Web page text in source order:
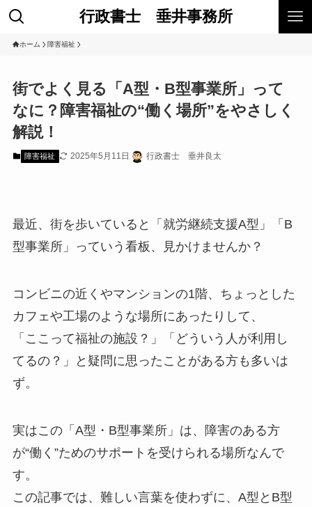
行政書士 垂井事務所
ホーム 障害福祉
街でよく見る「A型・B型事業所」って
なに？障害福祉の“働く場所”をやさしく
解説！
障害福祉 2025年5月11日 行政書士 垂井良太
最近、街を歩いていると「就労継続支援A型」「B
型事業所」っていう看板、見かけませんか？
コンビニの近くやマンションの1階、ちょっとした
カフェや工場のような場所にあったりして、
「ここって福祉の施設？」「どういう人が利用し
てるの？」と疑問に思ったことがある方も多いは
ず。
実はこの「A型・B型事業所」は、障害のある方
が“働く”ためのサポートを受けられる場所なんで
す。
この記事では、難しい言葉を使わずに、A型とB型